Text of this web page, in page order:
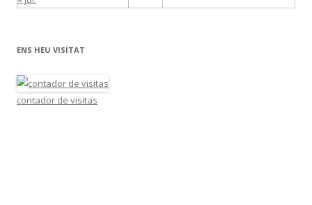
ENS HEU VISITAT
contador de visitas